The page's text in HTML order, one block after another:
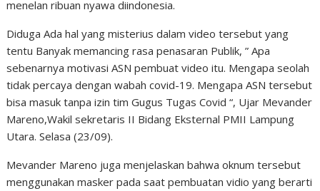
menelan ribuan nyawa diindonesia.
Diduga Ada hal yang misterius dalam video tersebut yang
tentu Banyak memancing rasa penasaran Publik, ” Apa
sebenarnya motivasi ASN pembuat video itu. Mengapa seolah
tidak percaya dengan wabah covid-19. Mengapa ASN tersebut
bisa masuk tanpa izin tim Gugus Tugas Covid “, Ujar Mevander
Mareno,Wakil sekretaris II Bidang Eksternal PMII Lampung
Utara. Selasa (23/09).
Mevander Mareno juga menjelaskan bahwa oknum tersebut
menggunakan masker pada saat pembuatan vidio yang berarti